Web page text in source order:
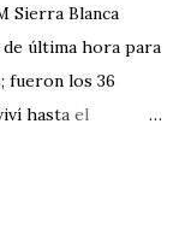
Sierra Blanca
de última hora para
fueron los 36
hasta el
kilómetros, que